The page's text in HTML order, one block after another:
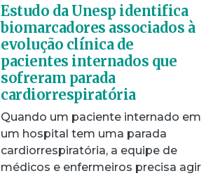
Estudo da Unesp identifica
biomarcadores associados à
evolução clínica de
pacientes internados que
sofreram parada
cardiorrespiratória
Quando um paciente internado em
um hospital tem uma parada
cardiorrespiratória, a equipe de
médicos e enfermeiros precisa agir